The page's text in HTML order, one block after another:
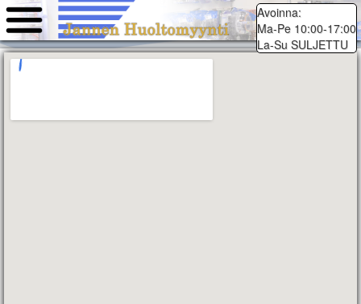
Avoinna:
Ma-Pe 10:00-17:00
La-Su SULJETTU